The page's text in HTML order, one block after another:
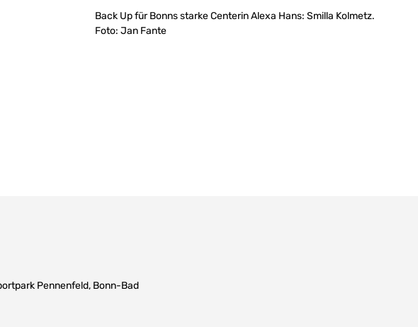
Back Up für Bonns starke Centerin Alexa Hans: Smilla Kolmetz.
Foto: Jan Fante
Pennenfeld, Bonn-Bad